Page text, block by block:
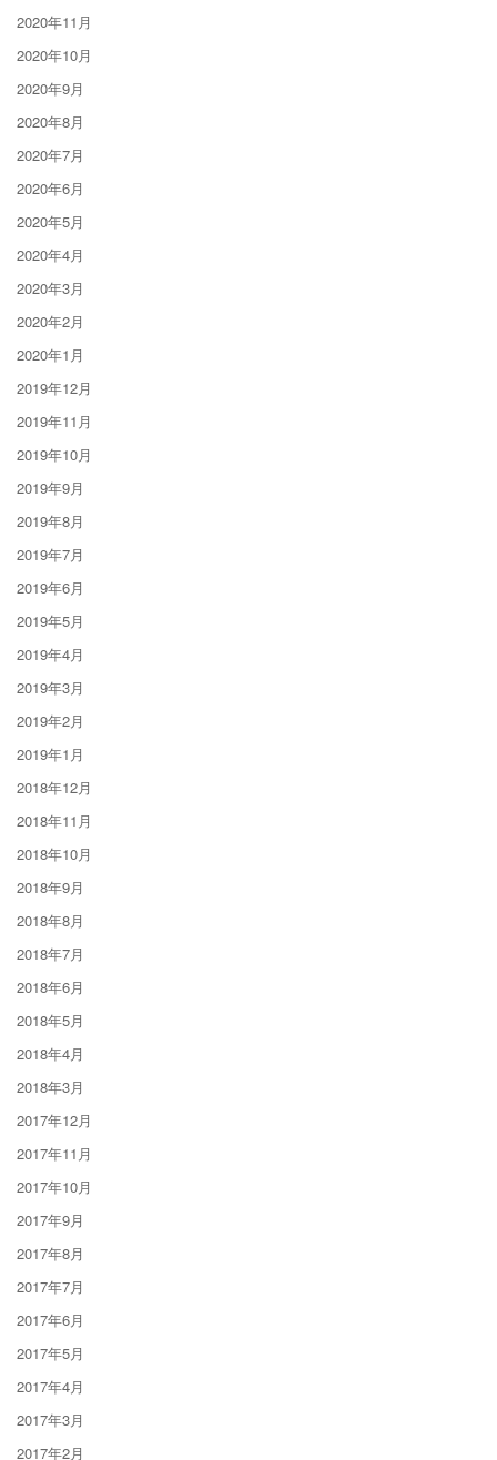
2020年11月
2020年10月
2020年9月
2020年8月
2020年7月
2020年6月
2020年5月
2020年4月
2020年3月
2020年2月
2020年1月
2019年12月
2019年11月
2019年10月
2019年9月
2019年8月
2019年7月
2019年6月
2019年5月
2019年4月
2019年3月
2019年2月
2019年1月
2018年12月
2018年11月
2018年10月
2018年9月
2018年8月
2018年7月
2018年6月
2018年5月
2018年4月
2018年3月
2017年12月
2017年11月
2017年10月
2017年9月
2017年8月
2017年7月
2017年6月
2017年5月
2017年4月
2017年3月
2017年2月